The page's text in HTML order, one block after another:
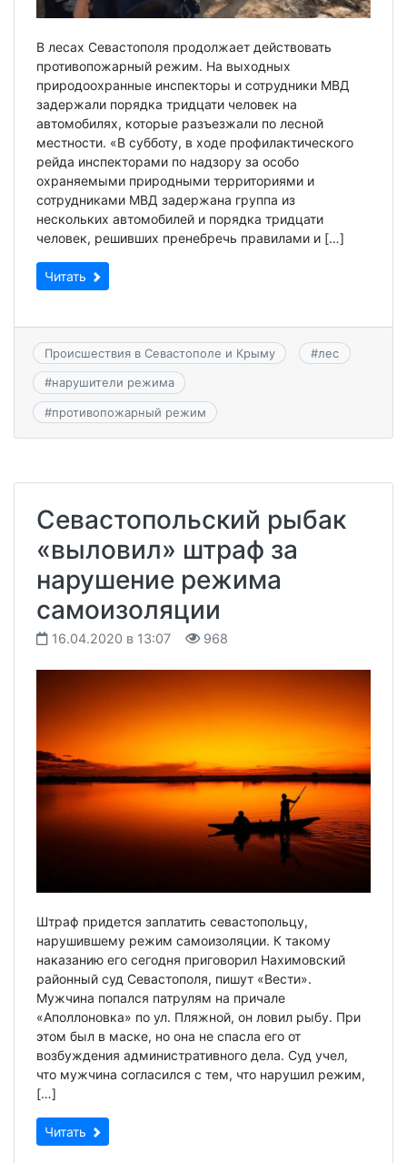
В лесах Севастополя продолжает действовать
противопожарный режим. На выходных
природоохранные инспекторы и сотрудники МВД
задержали порядка тридцати человек на
автомобилях, которые разъезжали по лесной
местности. «В субботу, в ходе профилактического
рейда инспекторами по надзору за особо
охраняемыми природными территориями и
сотрудниками МВД задержана группа из
нескольких автомобилей и порядка тридцати
человек, решивших пренебречь правилами и […]
Читать
Происшествия в Севастополе и Крыму #лес
#нарушители режима
#противопожарный режим
Севастопольский рыбак
«выловил» штраф за
нарушение режима
самоизоляции
16.04.2020 в 13:07 968
Штраф придется заплатить севастопольцу,
нарушившему режим самоизоляции. К такому
наказанию его сегодня приговорил Нахимовский
районный суд Севастополя, пишут «Вести».
Мужчина попался патрулям на причале
«Аполлоновка» по ул. Пляжной, он ловил рыбу. При
этом был в маске, но она не спасла его от
возбуждения административного дела. Суд учел,
что мужчина согласился с тем, что нарушил режим,
[…]
Читать